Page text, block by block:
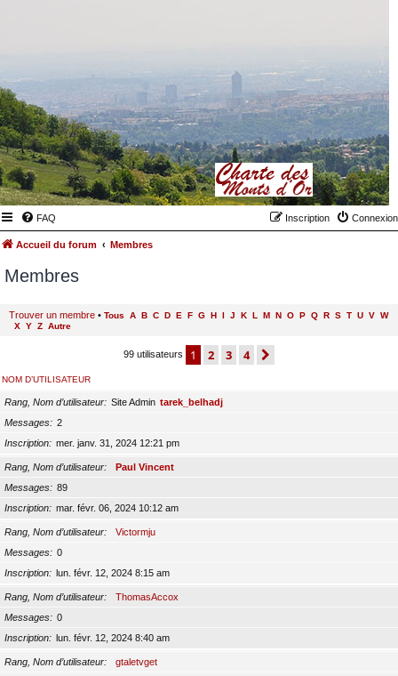
FAQ Connexion
Inscription
Accueil du forum Membres
Membres
Trouver un membre • Tous A B C D E F G H I J K L M N O P Q R S T U V W
X Y Z Autre
99 utilisateurs 1 2 3 4
NOM D’UTILISATEUR
Rang, Nom d’utilisateur Site Admin tarek_belhadj
Messages
2
Inscription
mer. janv. 31, 2024 12:21 pm
Rang, Nom d’utilisateur
Paul Vincent
Messages
89
Inscription
mar. févr. 06, 2024 10:12 am
Rang, Nom d’utilisateur
Victormju
Messages
0
Inscription
lun. févr. 12, 2024 8:15 am
Rang, Nom d’utilisateur
ThomasAccox
Messages
0
Inscription
lun. févr. 12, 2024 8:40 am
Rang, Nom d’utilisateur
gtaletvget